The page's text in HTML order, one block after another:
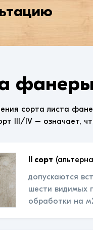
фанеры
сорта листа
III/IV – означает,
II сорт
допускаются
шести видимых
обработки на